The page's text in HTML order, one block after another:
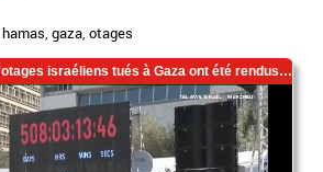
hamas,gaza,otages